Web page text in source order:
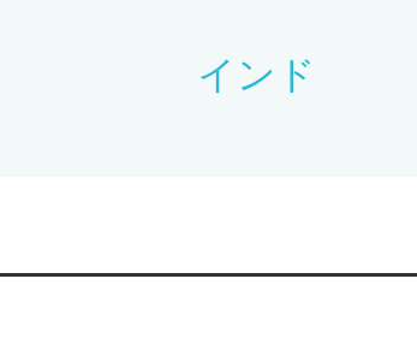
インド